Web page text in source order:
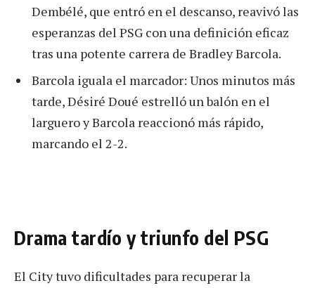
Dembélé, que entró en el descanso, reavivó las
esperanzas del PSG con una definición eficaz
tras una potente carrera de Bradley Barcola.
Barcola iguala el marcador: Unos minutos más
tarde, Désiré Doué estrelló un balón en el
larguero y Barcola reaccionó más rápido,
marcando el 2-2.
Drama tardío y triunfo del PSG
El City tuvo dificultades para recuperar la